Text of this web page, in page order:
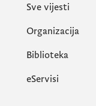
Sve vijesti
Organizacija
Biblioteka
eServisi